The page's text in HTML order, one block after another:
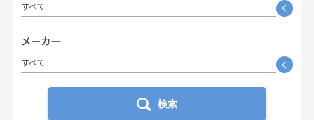
すべて く
メーカー
すべて く
検索